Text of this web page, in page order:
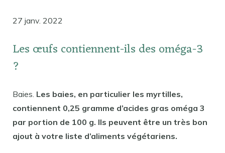
27 janv. 2022
Les œufs contiennent-ils des oméga-3
?
Baies. Les baies, en particulier les myrtilles,
contiennent 0,25 gramme d’acides gras oméga 3
par portion de 100 g. Ils peuvent être un très bon
ajout à votre liste d’aliments végétariens.